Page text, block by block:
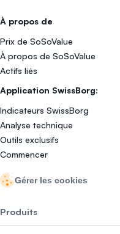
À propos de
Prix de SoSoValue
À propos de SoSoValue
Actifs liés
Application SwissBorg:
Indicateurs SwissBorg
Analyse technique
Outils exclusifs
Commencer
Gérer les cookies
Produits